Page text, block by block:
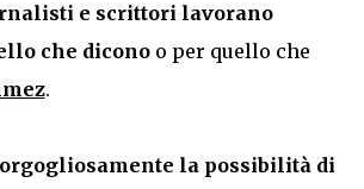
e scrittori lavorano
che diconoo per quello che
.
la possibilità di